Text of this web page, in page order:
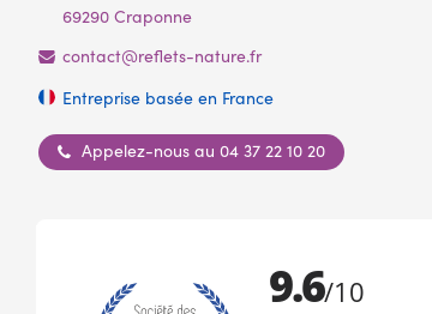
69290 Craponne
contact@reflets-nature.fr
Entreprise basée en France
Appelez-nous au 04 37 22 10 20